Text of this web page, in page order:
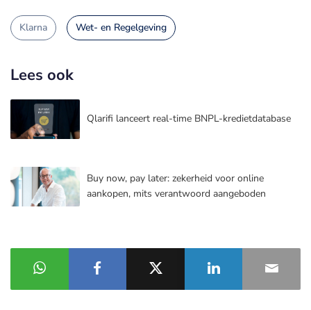
Klarna Wet- en Regelgeving
Lees ook
Qlarifi lanceert real-time BNPL-kredietdatabase
Buy now, pay later: zekerheid voor online
aankopen, mits verantwoord aangeboden